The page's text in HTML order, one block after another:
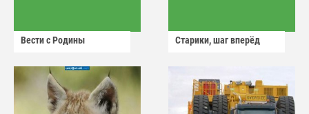
Вести с Родины Старики, шаг вперёд